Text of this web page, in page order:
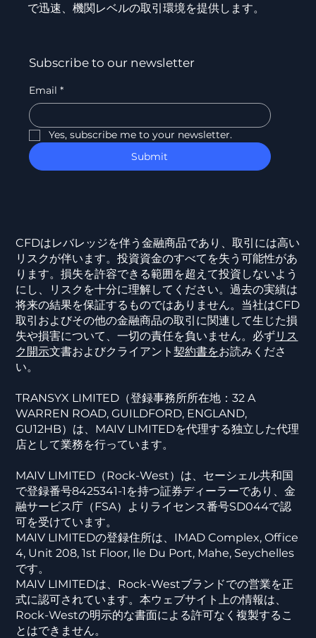
で迅速、機関レベルの取引環境を提供します。
Subscribe to our newsletter
Email *
Yes, subscribe me to your newsletter.
Submit
CFDはレバレッジを伴う金融商品であり、取引には高い
リスクが伴います。投資資金のすべてを失う可能性があ
ります。損失を許容できる範囲を超えて投資しないよう
にし、リスクを十分に理解してください。過去の実績は
将来の結果を保証するものではありません。当社はCFD
取引およびその他の金融商品の取引に関連して生じた損
失や損害について、一切の責任を負いません。必ずリス
ク開示文書およびクライアント契約書をお読みくださ
い。
TRANSYX LIMITED（登録事務所所在地：32 A
WARREN ROAD, GUILDFORD, ENGLAND,
GU12HB）は、MAIV LIMITEDを代理する独立した代理
店として業務を行っています。
MAIV LIMITED（Rock-West）は、セーシェル共和国
で登録番号8425341-1を持つ証券ディーラーであり、金
融サービス庁（FSA）よりライセンス番号SD044で認
可を受けています。
MAIV LIMITEDの登録住所は、IMAD Complex, Office
4, Unit 208, 1st Floor, Ile Du Port, Mahe, Seychelles
です。
MAIV LIMITEDは、Rock-Westブランドでの営業を正
式に認可されています。本ウェブサイト上の情報は、
Rock-Westの明示的な書面による許可なく複製するこ
とはできません。